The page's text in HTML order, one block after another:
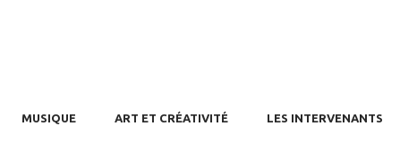
MUSIQUE ART ET CRÉATIVITÉ LES INTERVENANTS
TARIFS / AGENDA